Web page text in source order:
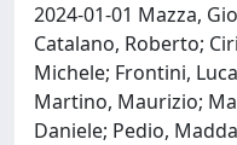
2024-01-01 Mazza,
Catalano, Roberto;
Michele; Frontini,
Martino, Maurizio;
Daniele; Pedio,